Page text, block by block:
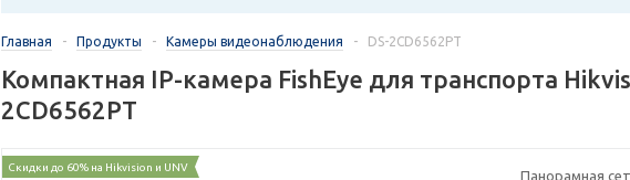
Главная - Продукты - Камеры видеонаблюдения - DS-2CD6562PT
Компактная IP-камера FishEye для транспорта
2CD6562PT
Скидки до 60% на Hikvision и UNV
Панорамная